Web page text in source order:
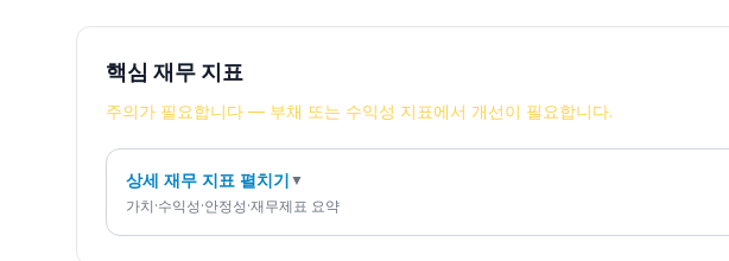
핵심 재무 지표
주의가 필요합니다 — 부채 또는 수익성 지표에서 개선이 필요합니다.
상세 재무 지표 펼치기 ▼
가치·수익성·안정성·재무제표 요약